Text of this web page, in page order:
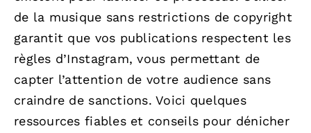
de la musique sans restrictions de copyright
garantit que vos publications respectent les
règles d’Instagram, vous permettant de
capter l’attention de votre audience sans
craindre de sanctions. Voici quelques
ressources fiables et conseils pour dénicher